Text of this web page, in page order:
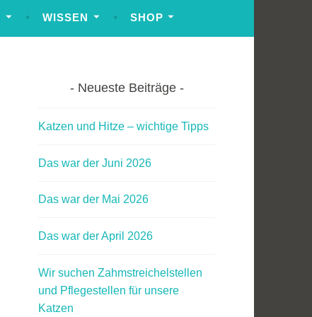
WISSEN SHOP
Neueste Beiträge
Katzen und Hitze – wichtige Tipps
Das war der Juni 2026
Das war der Mai 2026
Das war der April 2026
Wir suchen Zahmstreichelstellen
und Pflegestellen für unsere
Katzen